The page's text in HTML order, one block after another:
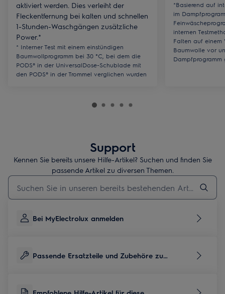
aktiviert werden. Dies verleiht der
Fleckentfernung bei kalten und schnellen
1-Stunden-Waschgängen zusätzliche
Power.*
* Interner Test mit einem einstündigen
Baumwollprogramm bei 30 °C, bei dem die
PODS® in der UniversalDose-Schublade mit
den PODS® in der Trommel verglichen wurden
*Basierend auf
im
internen
Falten auf einem
Baumwolle vor
Dampfprogramm
Support
Kennen Sie bereits unsere Hilfe-Artikel? Suchen und finden Sie
passende Artikel zu diversen Themen.
Geben Sie den Suchbegriff für Support-Artikel ein
Bei MyElectrolux anmelden
Passende Ersatzteile und Zubehöre zu